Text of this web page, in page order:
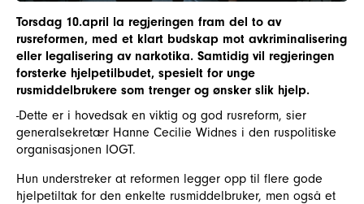
Torsdag 10.april la regjeringen fram del to av
rusreformen, med et klart budskap mot avkriminalisering
eller legalisering av narkotika. Samtidig vil regjeringen
forsterke hjelpetilbudet, spesielt for unge
rusmiddelbrukere som trenger og ønsker slik hjelp.
-Dette er i hovedsak en viktig og god rusreform, sier
generalsekretær Hanne Cecilie Widnes i den ruspolitiske
organisasjonen IOGT.
Hun understreker at reformen legger opp til flere gode
hjelpetiltak for den enkelte rusmiddelbruker, men også et